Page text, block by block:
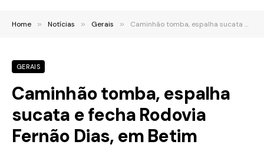
Home » Notícias » Gerais » Caminhão tomba, espalha sucata e fecha Rodovia Fernão Dias, em Betim
GERAIS
Caminhão tomba, espalha
sucata e fecha Rodovia
Fernão Dias, em Betim